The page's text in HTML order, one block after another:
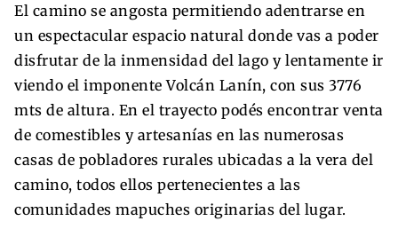
El camino se angosta permitiendo adentrarse en
un espectacular espacio natural donde vas a poder
disfrutar de la inmensidad del lago y lentamente ir
viendo el imponente Volcán Lanín, con sus 3776
mts de altura. En el trayecto podés encontrar venta
de comestibles y artesanías en las numerosas
casas de pobladores rurales ubicadas a la vera del
camino, todos ellos pertenecientes a las
comunidades mapuches originarias del lugar.